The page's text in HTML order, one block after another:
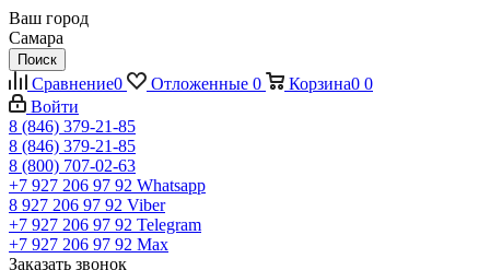
Ваш город
Самара
Поиск
Сравнение0 Отложенные 0 Корзина0 0
Войти
8 (846) 379-21-85
8 (846) 379-21-85
8 (800) 707-02-63
+7 927 206 97 92 Whatsapp
8 927 206 97 92 Viber
+7 927 206 97 92 Telegram
+7 927 206 97 92 Max
Заказать звонок